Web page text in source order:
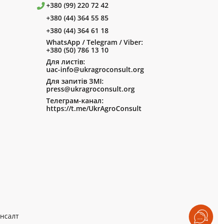
+380 (99) 220 72 42
+380 (44) 364 55 85
+380 (44) 364 61 18
WhatsApp / Telegram / Viber:
+380 (50) 786 13 10
Для листів:
uac-info@ukragroconsult.org
Для запитів ЗМІ:
press@ukragroconsult.org
Телеграм-канал:
https://t.me/UkrAgroConsult